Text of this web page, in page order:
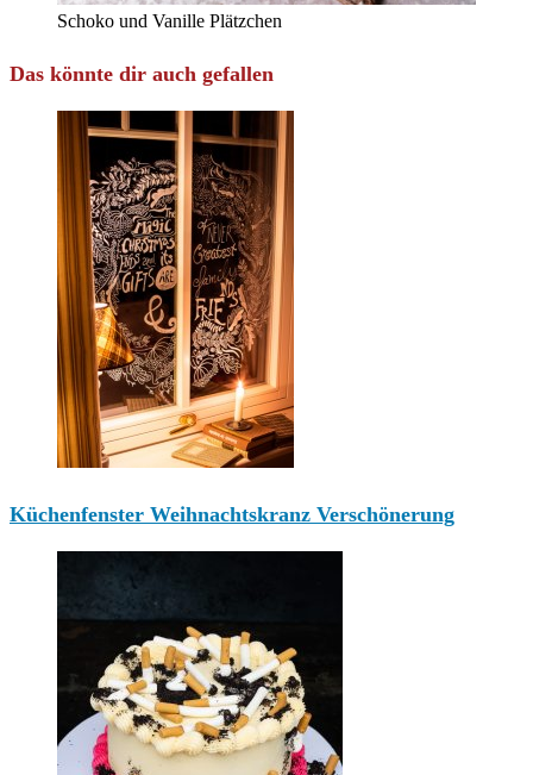
Schoko und Vanille Plätzchen
Das könnte dir auch gefallen
Küchenfenster Weihnachtskranz Verschönerung